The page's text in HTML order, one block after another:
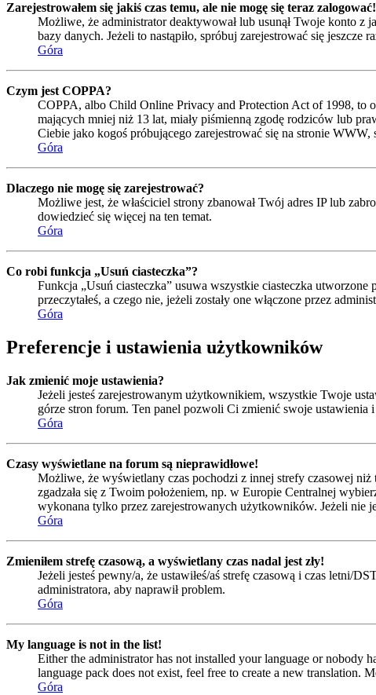
Zarejestrowałem się jakiś czas temu, ale nie mogę się teraz
Możliwe, że administrator deaktywował lub usunął Twoje konto
bazy danych. Jeżeli to nastąpiło, spróbuj zarejestrować się jeszcze
Góra
Czym jest COPPA?
COPPA, albo Child Online Privacy and Protection Act of 1998, to
mających mniej niż 13 lat, miały piśmienną zgodę rodziców lub
Ciebie jako kogoś próbującego zarejestrować się na stronie
Góra
Dlaczego nie mogę się zarejestrować?
Możliwe jest, że właściciel strony zbanował Twój adres IP lub
dowiedzieć się więcej na ten temat.
Góra
Co robi funkcja „Usuń ciasteczka”?
Funkcja „Usuń ciasteczka” usuwa wszystkie ciasteczka
przeczytałeś, a czego nie, jeżeli zostały one włączone przez
Góra
Preferencje i ustawienia użytkowników
Jak zmienić moje ustawienia?
Jeżeli jesteś zarejestrowanym użytkownikiem, wszystkie Twoje
górze stron forum. Ten panel pozwoli Ci zmienić swoje ustawienia i
Góra
Czasy wyświetlane na forum są nieprawidłowe!
Możliwe, że wyświetlany czas pochodzi z innej strefy czasowej
zgadzała się z Twoim położeniem, np. w Europie Centralnej
wykonana tylko przez zarejestrowanych użytkowników. Jeżeli nie
Góra
Zmieniłem strefę czasową, a wyświetlany czas nadal jest zły!
Jeżeli jesteś pewny/a, że ustawiłeś/aś strefę czasową i czas letni/
administratora, aby naprawił problem.
Góra
My language is not in the list!
Either the administrator has not installed your language or nobody
language pack does not exist, feel free to create a new translation.
Góra